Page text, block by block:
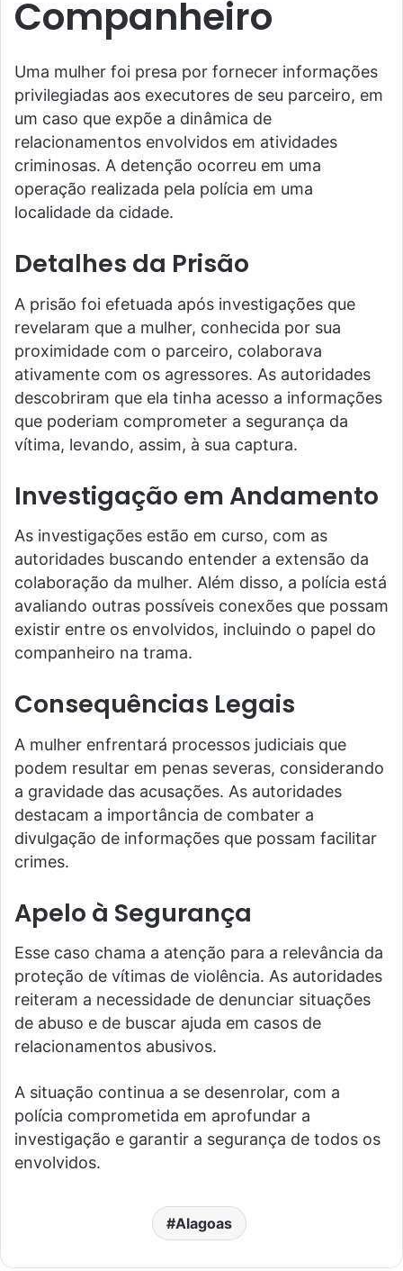
Companheiro
Uma mulher foi presa por fornecer informações
privilegiadas aos executores de seu parceiro, em
um caso que expõe a dinâmica de
relacionamentos envolvidos em atividades
criminosas. A detenção ocorreu em uma
operação realizada pela polícia em uma
localidade da cidade.
Detalhes da Prisão
A prisão foi efetuada após investigações que
revelaram que a mulher, conhecida por sua
proximidade com o parceiro, colaborava
ativamente com os agressores. As autoridades
descobriram que ela tinha acesso a informações
que poderiam comprometer a segurança da
vítima, levando, assim, à sua captura.
Investigação em Andamento
As investigações estão em curso, com as
autoridades buscando entender a extensão da
colaboração da mulher. Além disso, a polícia está
avaliando outras possíveis conexões que possam
existir entre os envolvidos, incluindo o papel do
companheiro na trama.
Consequências Legais
A mulher enfrentará processos judiciais que
podem resultar em penas severas, considerando
a gravidade das acusações. As autoridades
destacam a importância de combater a
divulgação de informações que possam facilitar
crimes.
Apelo à Segurança
Esse caso chama a atenção para a relevância da
proteção de vítimas de violência. As autoridades
reiteram a necessidade de denunciar situações
de abuso e de buscar ajuda em casos de
relacionamentos abusivos.
A situação continua a se desenrolar, com a
polícia comprometida em aprofundar a
investigação e garantir a segurança de todos os
envolvidos.
Alagoas